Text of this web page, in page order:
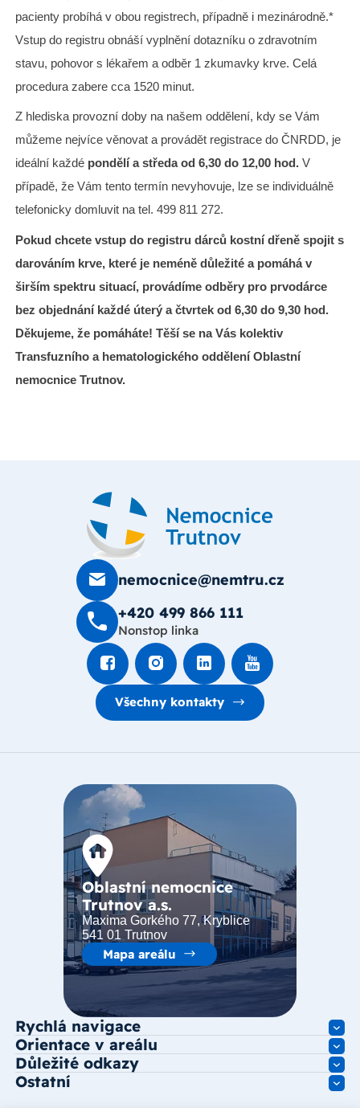
pacienty probíhá v obou registrech, případně i mezinárodně.*
Vstup do registru obnáší vyplnění dotazníku o zdravotním
stavu, pohovor s lékařem a odběr 1 zkumavky krve. Celá
procedura zabere cca 1520 minut.
Z hlediska provozní doby na našem oddělení, kdy se Vám
můžeme nejvíce věnovat a provádět registrace do ČNRDD, je
ideální každé pondělí a středa od 6,30 do 12,00 hod. V
případě, že Vám tento termín nevyhovuje, lze se individuálně
telefonicky domluvit na tel. 499 811 272.
Pokud chcete vstup do registru dárců kostní dřeně spojit s
darováním krve, které je neméně důležité a pomáhá v
širším spektru situací, provádíme odběry pro prvodárce
bez objednání každé úterý a čtvrtek od 6,30 do 9,30 hod.
Děkujeme, že pomáháte! Těší se na Vás kolektiv
Transfuzního a hematologického oddělení Oblastní
nemocnice Trutnov.
nemocnice@nemtru.cz
+420 499 8­66 111
Nonstop linka
Všechny kontakty
Oblastní nemocnice
Trutnov a.s.
Maxima Gorkého 77, Kryblice
541 01 Trutnov
Mapa areálu
Rychlá navigace
Orientace v areálu
Důležité odkazy
Ostatní